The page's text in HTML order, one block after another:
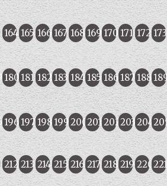
164 165 166 167 168 169 170 171 172 173
180181 182 183 184 185 186 187 188
196 197 198 199200201202203204
212 213 214 215 216 217 218 219 220221